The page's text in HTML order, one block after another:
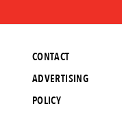
CONTACT
ADVERTISING
POLICY